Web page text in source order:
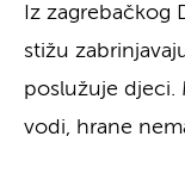
Iz zagrebačkog
stižu
poslužuje djeci.
vodi, hrane